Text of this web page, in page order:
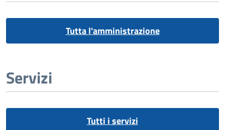
Tutta l'amministrazione
Servizi
Tutti i servizi